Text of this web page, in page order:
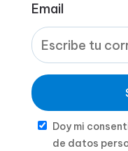
Email
Doy mi
de datos